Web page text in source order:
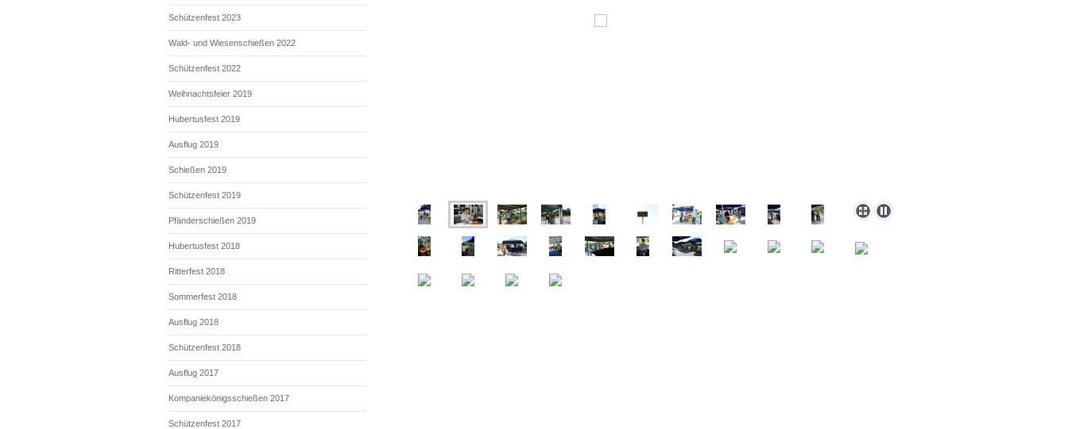
Schützenfest 2023
Wald- und Wiesenschießen 2022
Schützenfest 2022
Weihnachtsfeier 2019
Hubertusfest 2019
Ausflug 2019
Schießen 2019
Schützenfest 2019
Pfänderschießen 2019
Hubertusfest 2018
Ritterfest 2018
Sommerfest 2018
Ausflug 2018
Schützenfest 2018
Ausflug 2017
Kompaniekönigsschießen 2017
Schützenfest 2017